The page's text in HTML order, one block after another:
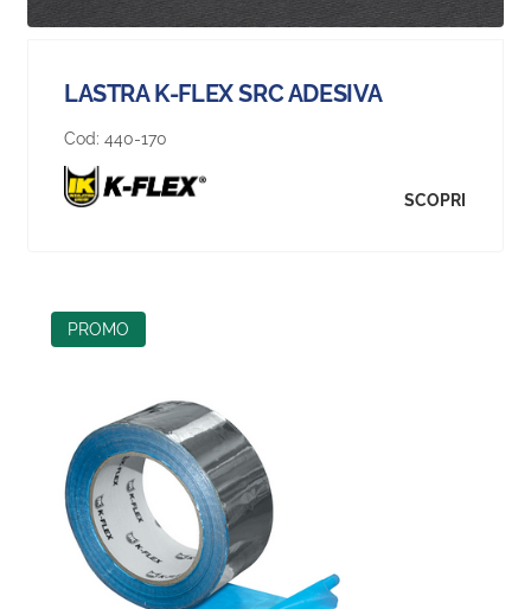
LASTRA K-FLEX SRC ADESIVA
Cod: 440-170
SCOPRI
PROMO